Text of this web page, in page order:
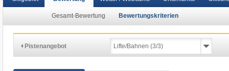
Gesamt-Bewertung Bewertungskriterien
Pistenangebot